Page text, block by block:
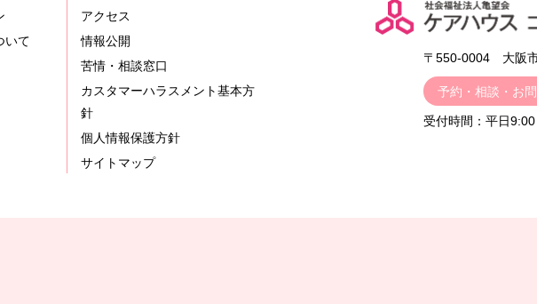
いて
アクセス
情報公開
苦情・相談窓口
カスタマーハラスメント基本方
針
個人情報保護方針
サイトマップ
〒550-0004 大阪
予約・相談・お
受付時間：平日9:00